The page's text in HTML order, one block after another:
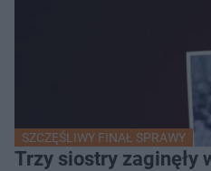
SZCZĘŚLIWY FINAŁ SPRAWY
Trzy siostry zaginęły